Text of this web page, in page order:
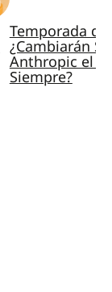
Temporada de
¿Cambiarán
Anthropic el
Siempre?